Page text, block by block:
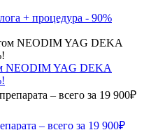
+ процедура - 90%
NEODIM YAG DEKA
– всего за 19 900₽